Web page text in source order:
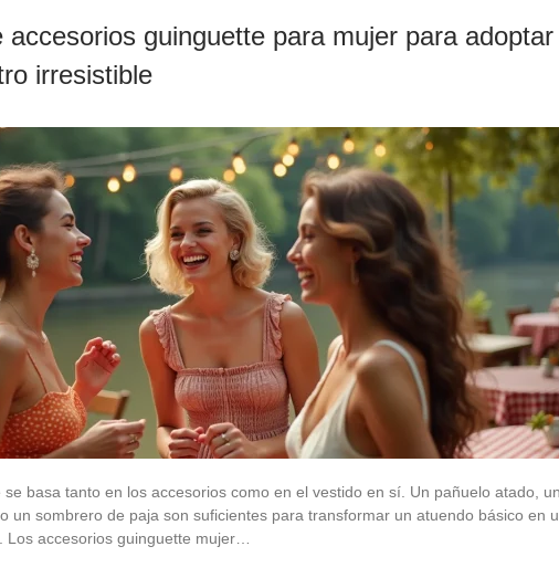
accesorios guinguette para mujer para adoptar
irresistible
se basa tanto en los accesorios como en el vestido en sí. Un pañuelo atado, un
un sombrero de paja son suficientes para transformar un atuendo básico en
Los accesorios guinguette mujer…